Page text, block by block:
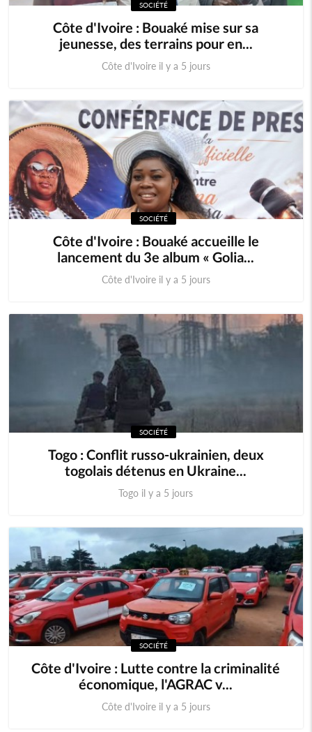
SOCIÉTÉ
Côte d'Ivoire : Bouaké mise sur sa
jeunesse, des terrains pour en...
Côte d'Ivoire il y a 5 jours
SOCIÉTÉ
Côte d'Ivoire : Bouaké accueille le
lancement du 3e album « Golia...
Côte d'Ivoire il y a 5 jours
SOCIÉTÉ
Togo : Conflit russo-ukrainien, deux
togolais détenus en Ukraine...
Togo il y a 5 jours
SOCIÉTÉ
Côte d'Ivoire : Lutte contre la criminalité
économique, l'AGRAC v...
Côte d'Ivoire il y a 5 jours